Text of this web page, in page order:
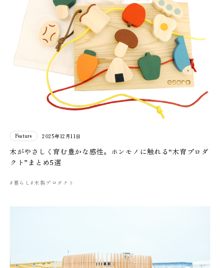
Feature 2025年12月11日
木がやさしく育む豊かな感性。ホンモノに触れる“木育プロダ
クト”まとめ5選
#暮らし#木製プロダクト